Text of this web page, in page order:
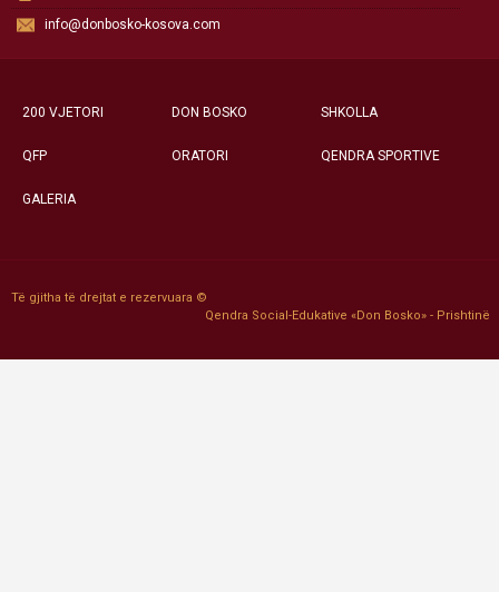
info@donbosko-kosova.com
200 VJETORI DON BOSKO SHKOLLA
QFP ORATORI QENDRA SPORTIVE
GALERIA
Të gjitha të drejtat e rezervuara ©
Qendra Social-Edukative «Don Bosko» - Prishtinë